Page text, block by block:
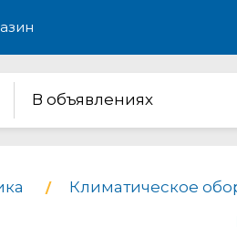
В объявлениях
Климатическое